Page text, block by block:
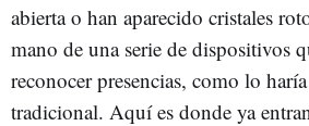
abierta o han aparecido cristales
mano de una serie de dispositivos
reconocer presencias, como lo
tradicional. Aquí es donde ya